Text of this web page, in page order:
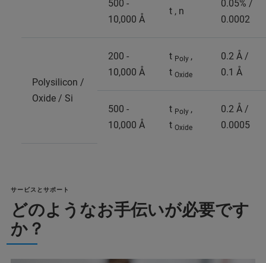
500 -
10,000 Å
t , n
0.05% /
0.0002
Polysilicon /
Oxide / Si
200 -
10,000 Å
t Poly ,
t Oxide
0.2 Å /
0.1 Å
500 -
10,000 Å
t Poly ,
t Oxide
0.2 Å /
0.0005
サービスとサポート
どのようなお手伝いが必要です
か？